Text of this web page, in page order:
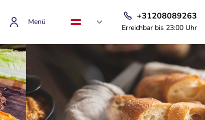
Menü
+31208089263
Erreichbar bis 23:00 Uhr